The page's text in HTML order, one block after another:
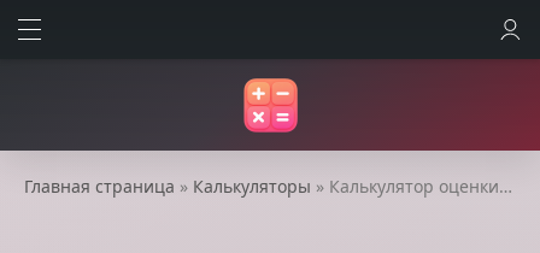
Главная страница » Калькуляторы » Калькулятор оценки по баллам онлайн - перевод баллов в оценку